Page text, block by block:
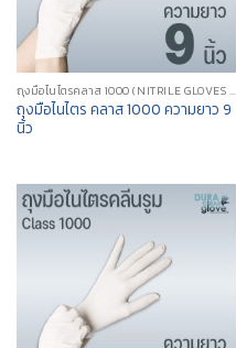
ถุงมือไนไตรคลาส 1000 (NITRILE GLOVES CLASS 1000)
ถุงมือไนไตร คลาส 1000 ความยาว 9
นิ้ว